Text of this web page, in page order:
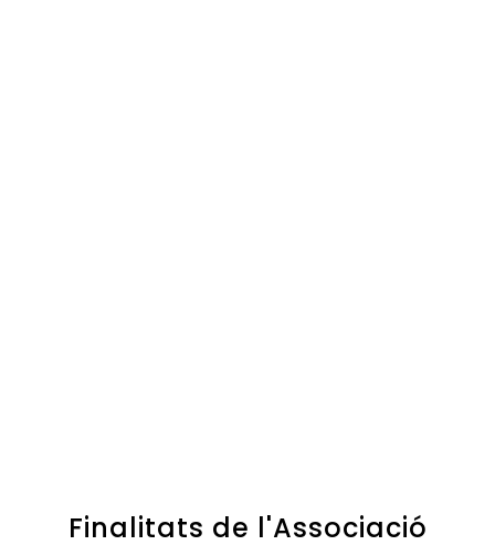
Finalitats de l'Associació